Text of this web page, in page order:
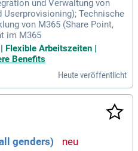
und Verwaltung von
Userprovisioning); Technische
von M365 (Share Point,
im M365
Flexible Arbeitszeiten |
Benefits
Heute veröffentlicht
genders)